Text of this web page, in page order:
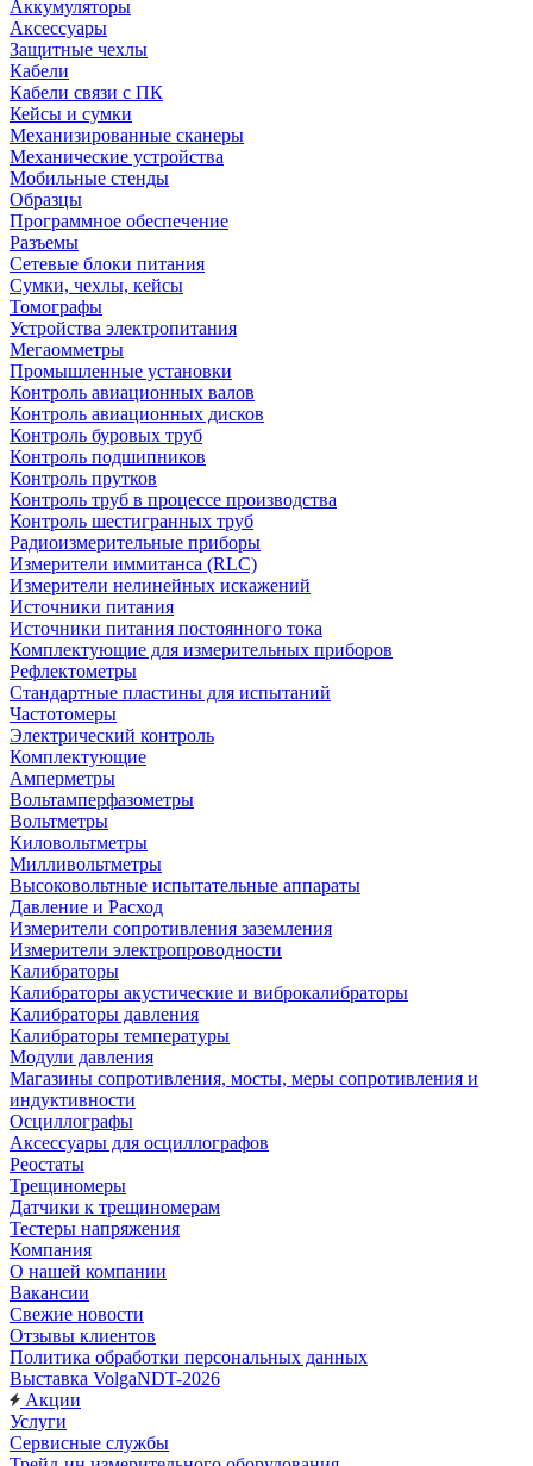
Аккумуляторы
Аксессуары
Защитные чехлы
Кабели
Кабели связи с ПК
Кейсы и сумки
Механизированные сканеры
Механические устройства
Мобильные стенды
Образцы
Программное обеспечение
Разъемы
Сетевые блоки питания
Сумки, чехлы, кейсы
Томографы
Устройства электропитания
Мегаомметры
Промышленные установки
Контроль авиационных валов
Контроль авиационных дисков
Контроль буровых труб
Контроль подшипников
Контроль прутков
Контроль труб в процессе производства
Контроль шестигранных труб
Радиоизмерительные приборы
Измерители иммитанса (RLC)
Измерители нелинейных искажений
Источники питания
Источники питания постоянного тока
Комплектующие для измерительных приборов
Рефлектометры
Стандартные пластины для испытаний
Частотомеры
Электрический контроль
Комплектующие
Амперметры
Вольтамперфазометры
Вольтметры
Киловольтметры
Милливольтметры
Высоковольтные испытательные аппараты
Давление и Расход
Измерители сопротивления заземления
Измерители электропроводности
Калибраторы
Калибраторы акустические и виброкалибраторы
Калибраторы давления
Калибраторы температуры
Модули давления
Магазины сопротивления, мосты, меры сопротивления и
индуктивности
Осциллографы
Аксессуары для осциллографов
Реостаты
Трещиномеры
Датчики к трещиномерам
Тестеры напряжения
Компания
О нашей компании
Вакансии
Свежие новости
Отзывы клиентов
Политика обработки персональных данных
Выставка VolgaNDT-2026
Акции
Услуги
Сервисные службы